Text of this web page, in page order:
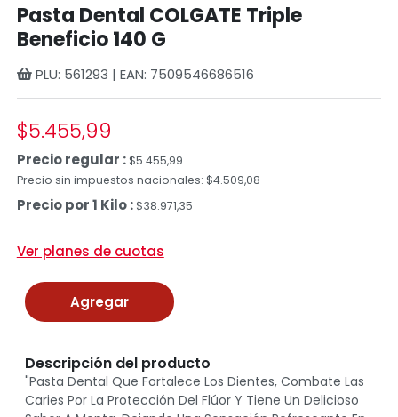
Pasta Dental COLGATE Triple
Beneficio 140 G
PLU: 561293 | EAN: 7509546686516
$5.455,99
Precio regular :$5.455,99
Precio sin impuestos nacionales: $4.509,08
Precio por 1 Kilo : $38.971,35
Ver planes de cuotas
Agregar
Descripción del producto
"Pasta Dental Que Fortalece Los Dientes, Combate Las
Caries Por La Protección Del Flúor Y Tiene Un Delicioso